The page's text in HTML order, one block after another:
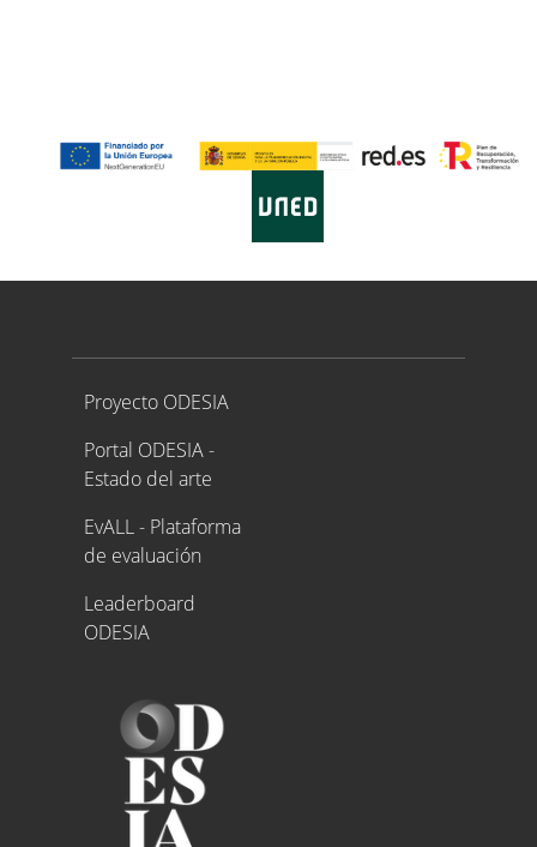
Proyecto ODESIA
Proyecto ODESIA
Portal ODESIA -
Estado del arte
EvALL - Plataforma
de evaluación
Leaderboard
ODESIA